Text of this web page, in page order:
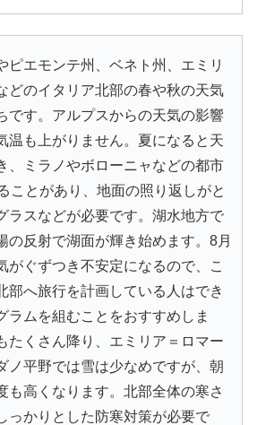
ピエモンテ州、ベネト州、エミリ
どのイタリア北部の春や秋の天気
です。アルプスからの天気の影響
温も上がりません。夏になると天
、ミラノやボローニャなどの都市
ことがあり、地面の照り返しがと
ラスなどが必要です。湖水地方で
の反射で湖面が輝き始めます。8月
がぐずつき不安定になるので、こ
部へ旅行を計画している人はでき
ラムを組むことをおすすめしま
たくさん降り、エミリア＝ロマー
ノ平野では雪は少なめですが、朝
も高くなります。北部全体の寒さ
っかりとした防寒対策が必要で